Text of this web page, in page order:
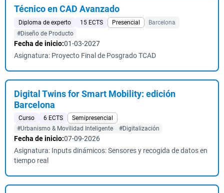
Técnico en CAD Avanzado
Diploma de experto 15 ECTS Presencial
Barcelona
#Diseño de Producto
Fecha de inicio:01-03-2027
Asignatura: Proyecto Final de Posgrado TCAD
Digital Twins for Smart Mobility: edición
Barcelona
Curso 6 ECTS
Semipresencial
#Urbanismo & Movilidad Inteligente
#Digitalización
Fecha de inicio:07-09-2026
Asignatura: Inputs dinámicos: Sensores y recogida de datos en
tiempo real